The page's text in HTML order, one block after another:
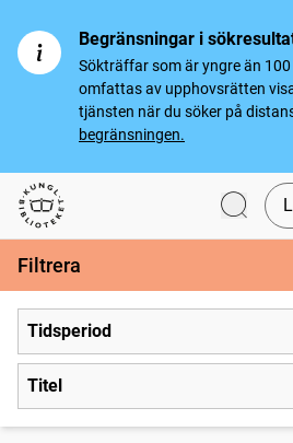
Begränsningar i
Sökträffar som är yngre än 100
omfattas av upphovsrätten
tjänsten när du söker på
begränsningen.
Svenska tidningar
Filtrera
Tidsperiod
Titel